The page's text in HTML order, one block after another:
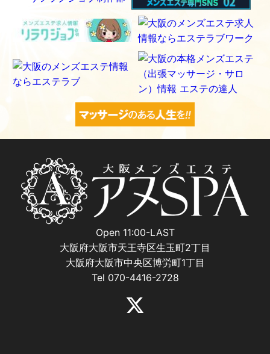
Open 11:00-LAST
大阪府大阪市天王寺区生玉町2丁目
大阪府大阪市中央区博労町1丁目
Tel 070-4416-2728